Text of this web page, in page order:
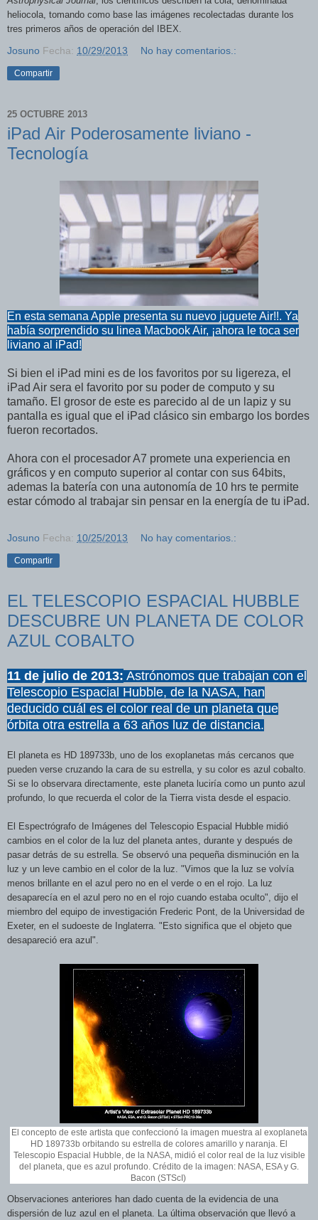
heliocola, tomando como base las imágenes recolectadas durante los
tres primeros años de operación del IBEX.
Josuno Fecha: 10/29/2013 No hay comentarios.:
Compartir
25 OCTUBRE 2013
iPad Air Poderosamente liviano -
Tecnología
En esta semana Apple presenta su nuevo juguete Air!!. Ya
había sorprendido su linea Macbook Air, ¡ahora le toca ser
liviano al iPad!
Si bien el iPad mini es de los favoritos por su ligereza, el
iPad Air sera el favorito por su poder de computo y su
tamaño. El grosor de este es parecido al de un lapiz y su
pantalla es igual que el iPad clásico sin embargo los bordes
fueron recortados.
Ahora con el procesador A7 promete una experiencia en
gráficos y en computo superior al contar con sus 64bits,
ademas la batería con una autonomía de 10 hrs te permite
estar cómodo al trabajar sin pensar en la energía de tu iPad.
Josuno Fecha: 10/25/2013 No hay comentarios.:
Compartir
EL TELESCOPIO ESPACIAL HUBBLE
DESCUBRE UN PLANETA DE COLOR
AZUL COBALTO
11 de julio de 2013: Astrónomos que trabajan con el
Telescopio Espacial Hubble, de la NASA, han
deducido cuál es el color real de un planeta que
órbita otra estrella a 63 años luz de distancia.
El planeta es HD 189733b, uno de los exoplanetas más cercanos que
pueden verse cruzando la cara de su estrella, y su color es azul cobalto.
Si se lo observara directamente, este planeta luciría como un punto azul
profundo, lo que recuerda el color de la Tierra vista desde el espacio.
El Espectrógrafo de Imágenes del Telescopio Espacial Hubble midió
cambios en el color de la luz del planeta antes, durante y después de
pasar detrás de su estrella. Se observó una pequeña disminución en la
luz y un leve cambio en el color de la luz. "Vimos que la luz se volvía
menos brillante en el azul pero no en el verde o en el rojo. La luz
desaparecía en el azul pero no en el rojo cuando estaba oculto", dijo el
miembro del equipo de investigación Frederic Pont, de la Universidad de
Exeter, en el sudoeste de Inglaterra. "Esto significa que el objeto que
desapareció era azul".
El concepto de este artista que confeccionó la imagen muestra al exoplaneta
HD 189733b orbitando su estrella de colores amarillo y naranja. El
Telescopio Espacial Hubble, de la NASA, midió el color real de la luz visible
del planeta, que es azul profundo. Crédito de la imagen: NASA, ESA y G.
Bacon (STScI)
Observaciones anteriores han dado cuenta de la evidencia de una
dispersión de luz azul en el planeta. La última observación que llevó a